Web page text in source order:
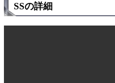
SSの詳細